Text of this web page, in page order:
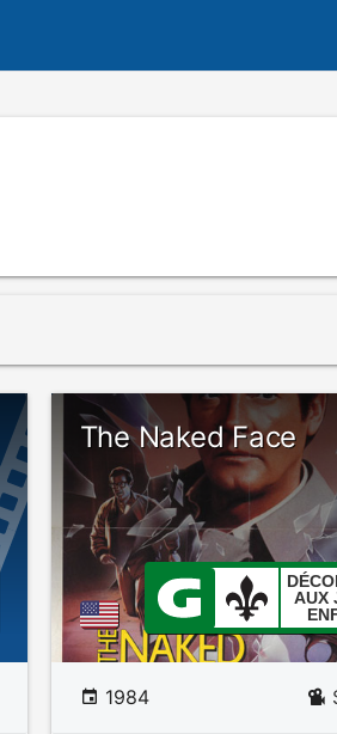
The Naked Face
AUX
1984